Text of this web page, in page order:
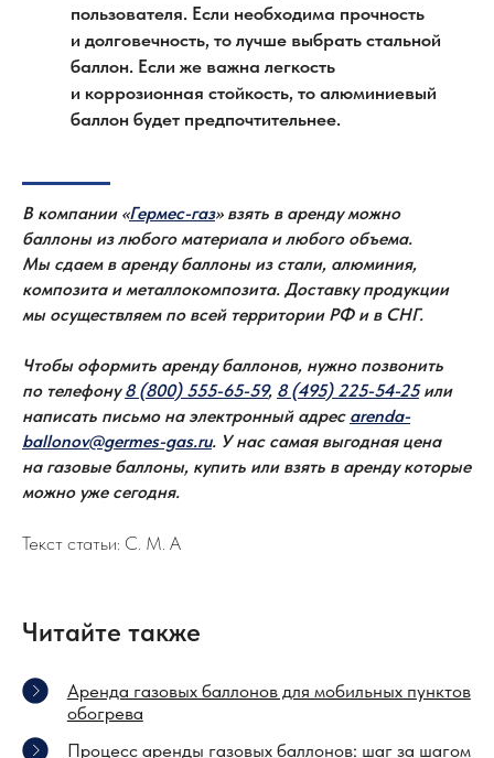
пользователя. Если необходима прочность
и долговечность, то лучше выбрать стальной
баллон. Если же важна легкость
и коррозионная стойкость, то алюминиевый
баллон будет предпочтительнее.
В компании «Гермес-газ» взять в аренду можно
баллоны из любого материала и любого объема.
Мы сдаем в аренду баллоны из стали, алюминия,
композита и металлокомпозита. Доставку продукции
мы осуществляем по всей территории РФ и в СНГ.
Чтобы оформить аренду баллонов, нужно позвонить
по телефону8 (800) 555-65-59, 8 (495) 225-54-25или
написать письмо на электронный адрес arenda-
ballonov@germes-gas.ru. У нас самая выгодная цена
на газовые баллоны, купить или взять в аренду которые
можно уже сегодня.
Текст статьи: С. М. А
Читайте также
Аренда газовых баллонов для мобильных пунктов
обогрева
Процесс аренды газовых баллонов: шаг за шагом